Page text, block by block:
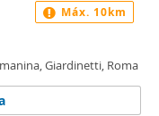
Giardinetti, Roma
Máx. 10km